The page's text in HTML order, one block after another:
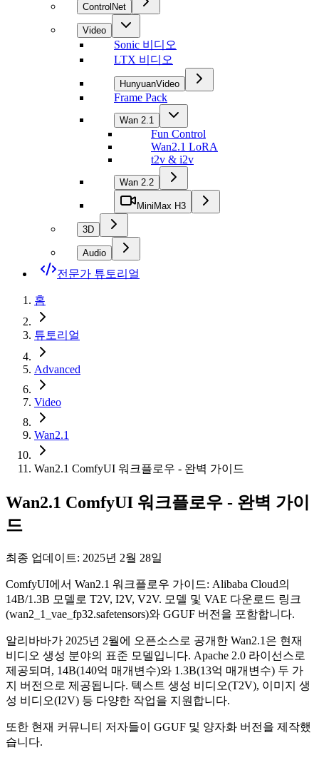
ControlNet
Video
Sonic 비디오
LTX 비디오
HunyuanVideo
Frame Pack
Wan 2.1
Fun Control
Wan2.1 LoRA
t2v & i2v
Wan 2.2
MiniMax H3
3D
Audio
전문가 튜토리얼
홈
튜토리얼
Advanced
Video
Wan2.1
Wan2.1 ComfyUI 워크플로우 - 완벽 가이드
Wan2.1 ComfyUI 워크플로우 - 완벽 가이
드
최종 업데이트: 2025년 2월 28일
ComfyUI에서 Wan2.1 워크플로우 가이드: Alibaba Cloud의
14B/1.3B 모델로 T2V, I2V, V2V. 모델 및 VAE 다운로드 링크
(wan2_1_vae_fp32.safetensors)와 GGUF 버전을 포함합니다.
알리바바가 2025년 2월에 오픈소스로 공개한 Wan2.1은 현재
비디오 생성 분야의 표준 모델입니다. Apache 2.0 라이선스로
제공되며, 14B(140억 매개변수)와 1.3B(13억 매개변수) 두 가
지 버전으로 제공됩니다. 텍스트 생성 비디오(T2V), 이미지 생
성 비디오(I2V) 등 다양한 작업을 지원합니다.
또한 현재 커뮤니티 저자들이 GGUF 및 양자화 버전을 제작했
습니다.